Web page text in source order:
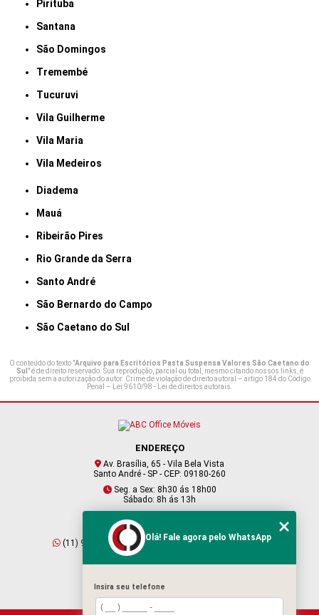
Pirituba
Santana
São Domingos
Tremembé
Tucuruvi
Vila Guilherme
Vila Maria
Vila Medeiros
Diadema
Mauá
Ribeirão Pires
Rio Grande da Serra
Santo André
São Bernardo do Campo
São Caetano do Sul
O conteúdo do texto "Arquivo para Escritórios Pasta Suspensa Valores São Caetano do
Sul " é de direito reservado. Sua reprodução, parcial ou total, mesmo citando nossos links, é
proibida sem a autorização do autor. Crime de violação de direito autoral – artigo 184 do Código
Penal – Lei 9610/98 - Lei de direitos autorais.
ENDEREÇO
Av. Brasília, 65 - Vila Bela Vista
Santo André - SP - CEP: 09180-260
Seg. a Sex: 8h30 ás 18h00
Sábado: 8h ás 13h
CONTATO
(11) 95409-2229
(11) 4901-6045
vendas@abcofficemoveis.com.br
Olá! Fale agora pelo WhatsApp
Insira seu telefone